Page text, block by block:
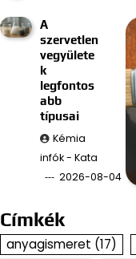
A
szervetlen
vegyülete
k
legfontos
abb
típusai
Kémia
infók - Kata
2026-08-04
Címkék
anyagismeret (17)